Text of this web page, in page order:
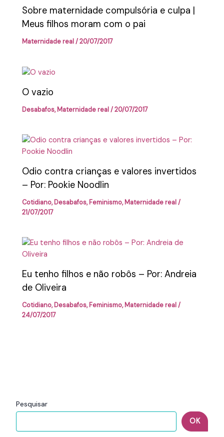
Pesquisar
OK
Sobre maternidade compulsória e culpa |
Meus filhos moram com o pai
Maternidade real/20/07/2017
O vazio
Desabafos,Maternidade real/20/07/2017
Odio contra crianças e valores invertidos
– Por: Pookie Noodlin
Cotidiano,Desabafos,Feminismo,Maternidade real/
21/07/2017
Eu tenho filhos e não robôs – Por: Andreia
de Oliveira
Cotidiano,Desabafos,Feminismo,Maternidade real/
24/07/2017